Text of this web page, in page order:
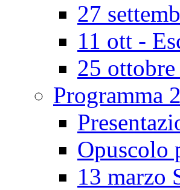
27
11 ott -
25
Programma
Opuscolo
13 marzo